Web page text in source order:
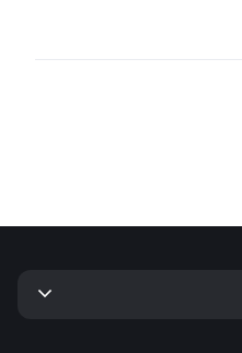
keyboard_arrow_down